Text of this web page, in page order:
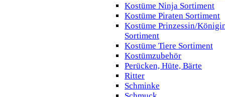
Kostüme Ninja Sortiment
Kostüme Piraten Sortiment
Kostüme Prinzessin/
Sortiment
Kostüme Tiere Sortiment
Kostümzubehör
Perücken, Hüte, Bärte
Ritter
Schminke